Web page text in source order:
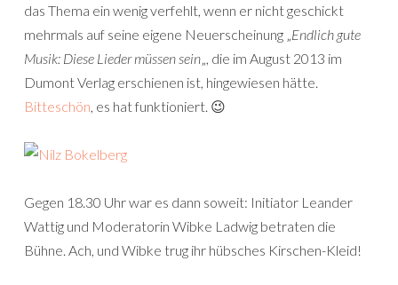
das Thema ein wenig verfehlt, wenn er nicht geschickt
mehrmals auf seine eigene Neuerscheinung „ Endlich gute
Musik: Diese Lieder müssen sein „, die im August 2013 im
Dumont Verlag erschienen ist, hingewiesen hätte.
Bitteschön , es hat funktioniert. 😉
Gegen 18.30 Uhr war es dann soweit: Initiator Leander
Wattig und Moderatorin Wibke Ladwig betraten die
Bühne. Ach, und Wibke trug ihr hübsches Kirschen-Kleid!